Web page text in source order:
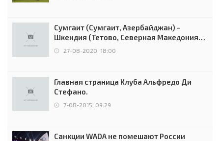
Сумгаит (Сумгаит, Азербайджан) -
Шкендия (Тетово, Северная Македония) -
0:2 (0:0)
27-08-2020, 18:00
Главная страница Клуба Альфредо Ди
Стефано.
7-08-2015, 09:29
Санкции WADA не помешают России